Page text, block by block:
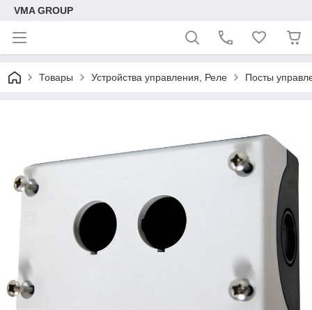
VMA GROUP
Товары Устройства управления, Реле Посты